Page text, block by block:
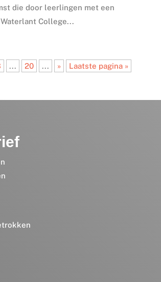
die door leerlingen met een
College...
... 20 ... » Laatste pagina »